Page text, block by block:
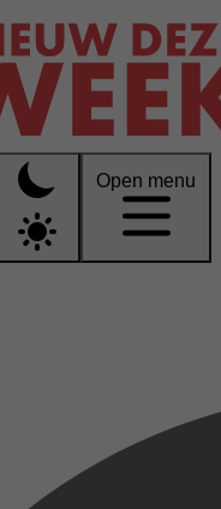
Open menu